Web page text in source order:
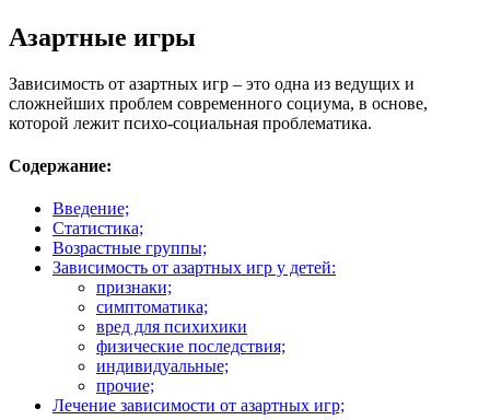
Азартные игры
Зависимость от азартных игр – это одна из ведущих и
сложнейших проблем современного социума, в основе,
которой лежит психо-социальная проблематика.
Содержание:
Введение;
Статистика;
Возрастные группы;
Зависимость от азартных игр у детей:
признаки;
симптоматика;
вред для психихики
физические последствия;
индивидуальные;
прочие;
Лечение зависимости от азартных игр;